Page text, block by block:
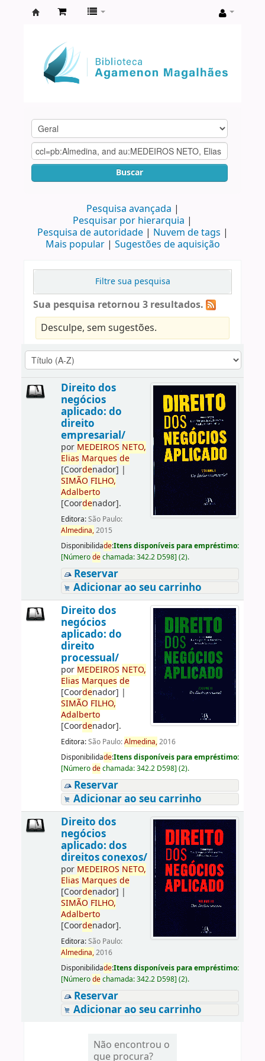
Agamenon
Magalhães
Buscar
Pesquisa avançada
Pesquisar por hierarquia
Pesquisa de autoridade
Nuvem de tags
Mais popular
Sugestões de aquisição
Filtre sua pesquisa
Sua pesquisa retornou 3 resultados.
Desculpe, sem sugestões.
Direito dos
negócios
aplicado: do
direito
empresarial/
por MEDEIROS NETO,
Elias Marques de
[Coordenador] |
SIMÃO FILHO,
Adalberto
[Coordenador].
Editora:São Paulo:
Almedina,2015
Disponibilidade:Itens disponíveis para empréstimo:
[Númerodechamada:342.2 D598] (2).
Reservar
Adicionar ao seu carrinho
Direito dos
negócios
aplicado: do
direito
processual/
por MEDEIROS NETO,
Elias Marques de
[Coordenador] |
SIMÃO FILHO,
Adalberto
[Coordenador].
Editora:São Paulo:Almedina,2016
Disponibilidade:Itens disponíveis para empréstimo:
[Númerodechamada:342.2 D598] (2).
Reservar
Adicionar ao seu carrinho
Direito dos
negócios
aplicado: dos
direitos conexos/
por MEDEIROS NETO,
Elias Marques de
[Coordenador] |
SIMÃO FILHO,
Adalberto
[Coordenador].
Editora:São Paulo:
Almedina,2016
Disponibilidade:Itens disponíveis para empréstimo:
[Númerodechamada:342.2 D598] (2).
Reservar
Adicionar ao seu carrinho
Não encontrou o
que procura?